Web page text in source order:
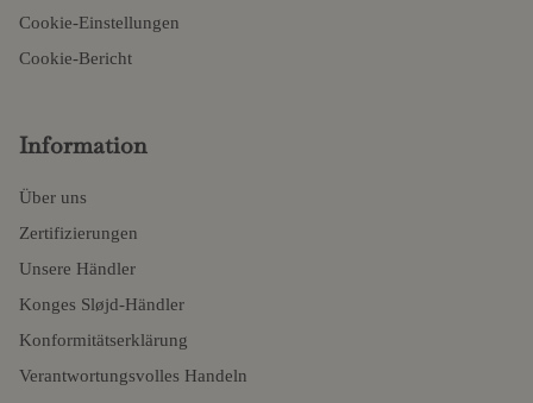
Cookie-Einstellungen
Cookie-Bericht
Information
Über uns
Zertifizierungen
Unsere Händler
Konges Sløjd-Händler
Konformitätserklärung
Verantwortungsvolles Handeln